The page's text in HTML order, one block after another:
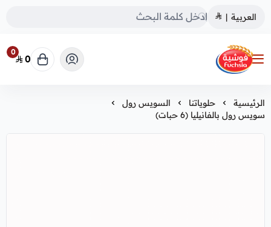
العربية |
فوشية
0
0
الرئيسية حلوياتنا
السويس رول
سويس رول بالفانيليا (6 حبات)